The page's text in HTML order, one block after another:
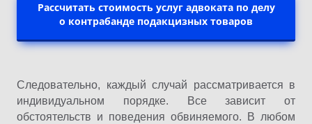
Рассчитать стоимость услуг адвоката по делу
о контрабанде подакцизных товаров
Следовательно, каждый случай рассматривается в
индивидуальном порядке. Все зависит от
обстоятельств и поведения обвиняемого. В любом